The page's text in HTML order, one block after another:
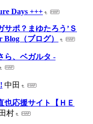
Days +++
ポ？まゆたろう’Ｓ
（ブログ）
ら、ベガルタ -
中田
也応援サイト【ＨＥ
田村